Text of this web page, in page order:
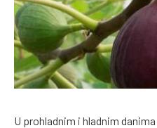
U prohladnim i hladnim